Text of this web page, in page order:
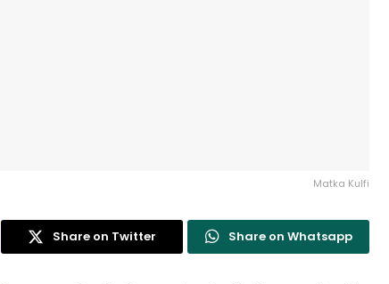
Matka Kulfi
Share on Twitter Share on Whatsapp